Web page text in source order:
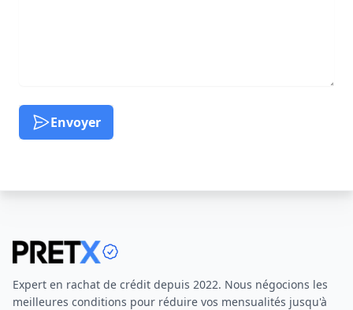
Envoyer
Expert en rachat de crédit depuis 2022. Nous négocions les
meilleures conditions pour réduire vos mensualités jusqu'à